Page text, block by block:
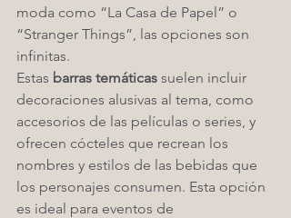
moda como “La Casa de Papel” o
“Stranger Things”, las opciones son
infinitas.
Estas barras temáticas suelen incluir
decoraciones alusivas al tema, como
accesorios de las películas o series, y
ofrecen cócteles que recrean los
nombres y estilos de las bebidas que
los personajes consumen. Esta opción
es ideal para eventos de